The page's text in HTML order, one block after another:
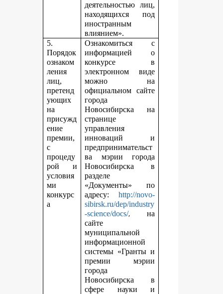
деятельностью лиц,
находящихся под
иностранным
влиянием».
5.
Порядок
ознаком
ления
лиц,
претенд
ующих
на
присужд
ение
премии,
с
процеду
рой и
условия
ми
конкурс
а
Ознакомиться с
информацией о
конкурсе в
электронном виде
можно на
официальном сайте
города
Новосибирска на
странице
управления
инноваций и
предпринимательст
ва мэрии города
Новосибирска в
разделе
«Документы» по
адресу:http://novo-
sibirsk.ru/dep/industry
-science/docs/,на
сайте
муниципальной
информационной
системы «Гранты и
премии мэрии
города
Новосибирска в
сфере науки и